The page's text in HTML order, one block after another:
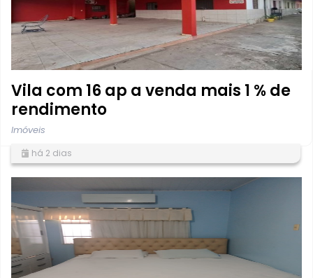
Vila com 16 ap a venda mais 1 % de
rendimento
Imóveis
há 2 dias